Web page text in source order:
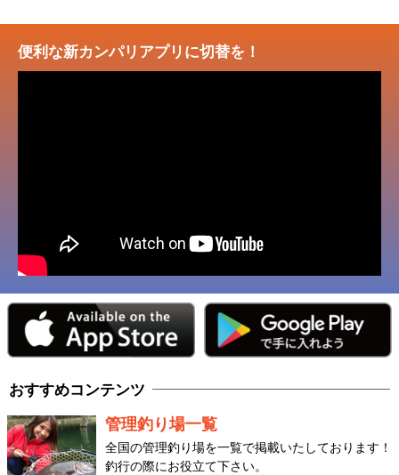
便利な新カンパリアプリに切替を！
おすすめコンテンツ
管理釣り場一覧
全国の管理釣り場を一覧で掲載いたしております！
釣行の際にお役立て下さい。